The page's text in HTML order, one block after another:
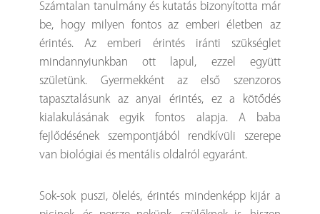
Számtalan tanulmány és kutatás bizonyította már
be, hogy milyen fontos az emberi életben az
érintés. Az emberi érintés iránti szükséglet
mindannyiunkban ott lapul, ezzel együtt
születünk. Gyermekként az első szenzoros
tapasztalásunk az anyai érintés, ez a kötődés
kialakulásának egyik fontos alapja. A baba
fejlődésének szempontjából rendkívüli szerepe
van biológiai és mentális oldalról egyaránt.
Sok-sok puszi, ölelés, érintés mindenképp kijár a